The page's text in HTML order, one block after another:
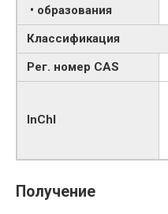
• образования
Классификация
Рег. номер CAS
InChI
Получение